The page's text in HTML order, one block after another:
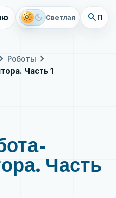
light_mode dark_mode Светлая search
Роботы chevron_right
Часть 1
Часть